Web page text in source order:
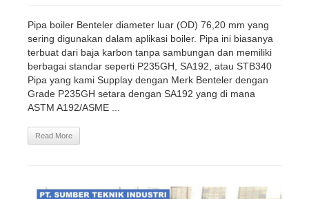
Pipa boiler Benteler diameter luar (OD) 76,20 mm yang
sering digunakan dalam aplikasi boiler. Pipa ini biasanya
terbuat dari baja karbon tanpa sambungan dan memiliki
berbagai standar seperti P235GH, SA192, atau STB340
Pipa yang kami Supplay dengan Merk Benteler dengan
Grade P235GH setara dengan SA192 yang di mana
ASTM A192/ASME ...
Read More